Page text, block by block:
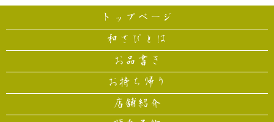
トップページ
和さびとは
お品書き
お持ち帰り
店舗紹介